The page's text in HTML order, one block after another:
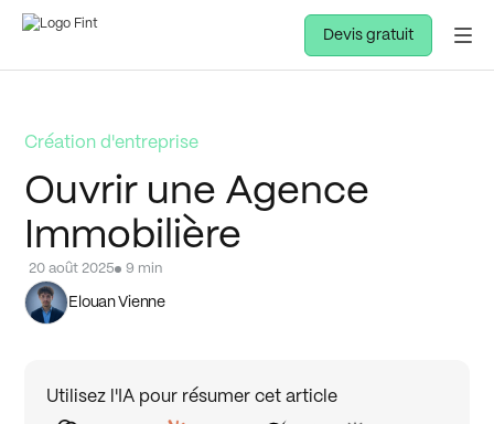
Pros de santé
Devis gratuit
Création d'entreprise
Ouvrir une Agence
Immobilière
20 août 2025 9 min
Elouan Vienne
Utilisez l'IA pour résumer cet article